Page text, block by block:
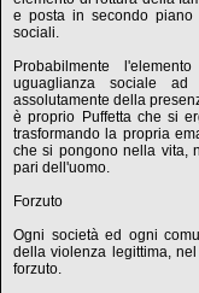
e posta in secondo piano
sociali.
Probabilmente
uguaglianza sociale
assolutamente della
è proprio Puffetta che si
trasformando la propria
che si pongono nella vita,
pari dell'uomo.
Forzuto
Ogni società ed ogni
della violenza legittima,
forzuto.